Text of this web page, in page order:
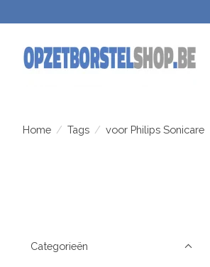
Home / Tags / voor Philips Sonicare
Categorieën